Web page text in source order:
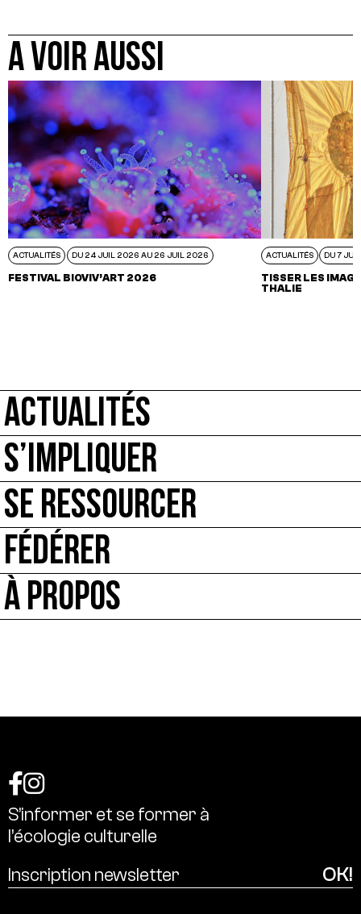
A VOIR AUSSI
ACTUALITÉS DU 24 JUIL 2026 AU 26 JUIL 2026
FESTIVAL BIOVIV’ART 2026
ACTUALITÉS DU 7
TISSER LES
THALIE
ACTUALITÉS
S’IMPLIQUER
SE RESSOURCER
FÉDÉRER
À PROPOS
S’informer et se former à
l’écologie culturelle